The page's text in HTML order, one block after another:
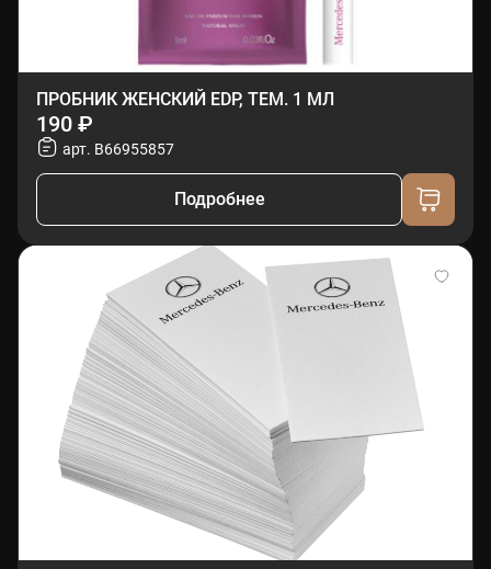
ПРОБНИК ЖЕНСКИЙ EDP, ТЕМ. 1 МЛ
190 ₽
арт. B66955857
Подробнее